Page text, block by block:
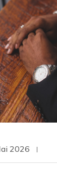
2026